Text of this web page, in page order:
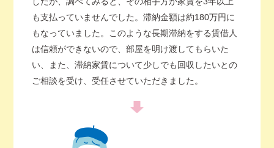
も支払っていませんでした。滞納金額は約180万円に
もなっていました。このような長期滞納をする賃借人
は信頼ができないので、部屋を明け渡してもらいた
い、また、滞納家賃について少しでも回収したいとの
ご相談を受け、受任させていただきました。